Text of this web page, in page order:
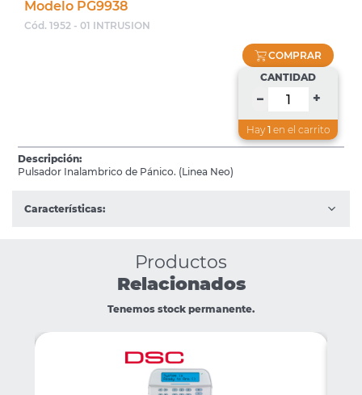
Modelo PG9938
Cód. 1952 - 01 INTRUSION
COMPRAR
CANTIDAD
– +
Hay 1 en el carrito
Descripción:
Pulsador Inalambrico de Pánico. (Linea Neo)
Características:
Productos
Relacionados
Tenemos stock permanente.